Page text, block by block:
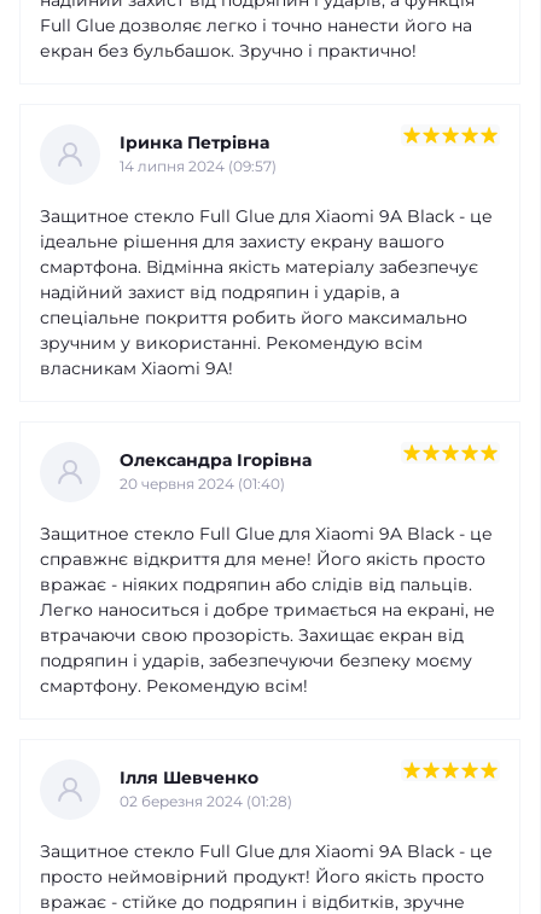
Full Glue дозволяє легко і точно нанести його на
екран без бульбашок. Зручно і практично!
Іринка Петрівна
14 липня 2024 (09:57)
Защитное стекло Full Glue для Xiaomi 9A Black - це
ідеальне рішення для захисту екрану вашого
смартфона. Відмінна якість матеріалу забезпечує
надійний захист від подряпин і ударів, а
спеціальне покриття робить його максимально
зручним у використанні. Рекомендую всім
власникам Xiaomi 9A!
Олександра Ігорівна
20 червня 2024 (01:40)
Защитное стекло Full Glue для Xiaomi 9A Black - це
справжнє відкриття для мене! Його якість просто
вражає - ніяких подряпин або слідів від пальців.
Легко наноситься і добре тримається на екрані, не
втрачаючи свою прозорість. Захищає екран від
подряпин і ударів, забезпечуючи безпеку моєму
смартфону. Рекомендую всім!
Ілля Шевченко
02 березня 2024 (01:28)
Защитное стекло Full Glue для Xiaomi 9A Black - це
просто неймовірний продукт! Його якість просто
вражає - стійке до подряпин і відбитків, зручне